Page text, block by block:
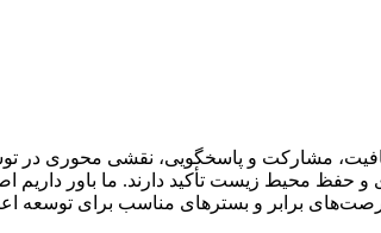
مشارکت و پاسخگویی، نقشی محوری در
و حفظ محیط زیست تأکید دارند. ما باور داریم
برابر و بسترهای مناسب برای توسعه